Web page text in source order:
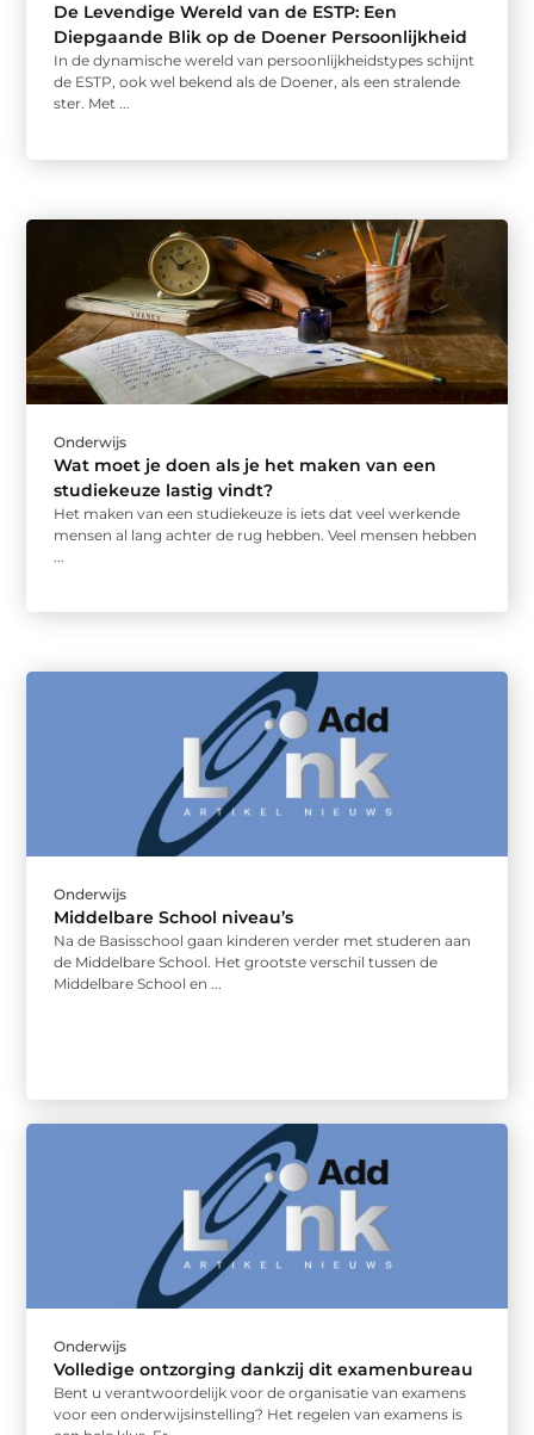
De Levendige Wereld van de ESTP: Een
Diepgaande Blik op de Doener Persoonlijkheid
In de dynamische wereld van persoonlijkheidstypes schijnt
de ESTP, ook wel bekend als de Doener, als een stralende
ster. Met ...
Onderwijs
Wat moet je doen als je het maken van een
studiekeuze lastig vindt?
Het maken van een studiekeuze is iets dat veel werkende
mensen al lang achter de rug hebben. Veel mensen hebben
Onderwijs
Middelbare School niveau’s
Na de Basisschool gaan kinderen verder met studeren aan
de Middelbare School. Het grootste verschil tussen de
Middelbare School en ...
Onderwijs
Volledige ontzorging dankzij dit examenbureau
Bent u verantwoordelijk voor de organisatie van examens
voor een onderwijsinstelling? Het regelen van examens is